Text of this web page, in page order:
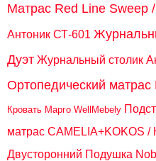
Матрас Red Line Sweep
Антоник СТ-601
Дуэт Журнальный столик
Ортопедический
Кровать Марго WellMebely
матрас
Двусторонний Подушка